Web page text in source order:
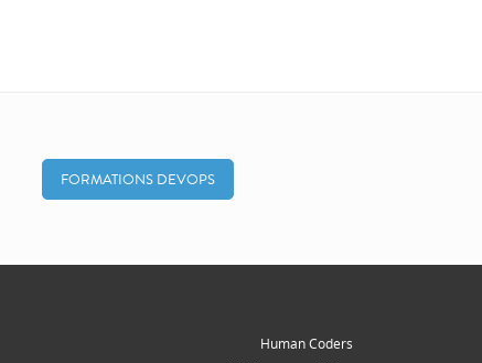
FORMATIONS DEVOPS
Human Coders